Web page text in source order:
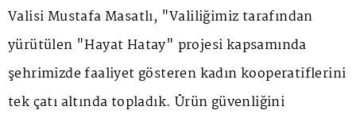
Valisi Mustafa Masatlı, "Valiliğimiz tarafından
yürütülen "Hayat Hatay" projesi kapsamında
şehrimizde faaliyet gösteren kadın kooperatiflerini
tek çatı altında topladık. Ürün güvenliğini